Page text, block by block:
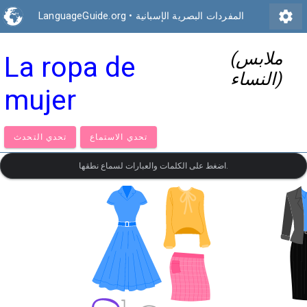
LanguageGuide.org • المفردات البصرية الإسبانية settings
La ropa de
mujer
(ملابس
النساء)
تحدي التحدث تحدي الاستماع
اضغط على الكلمات والعبارات لسماع نطقها.